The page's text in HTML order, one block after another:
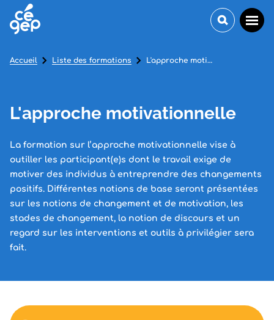
L'approche motivationnelle
La formation sur l’approche motivationnelle vise à
outiller les participant(e)s dont le travail exige de
motiver des individus à entreprendre des changements
positifs. Différentes notions de base seront présentées
sur les notions de changement et de motivation, les
stades de changement, la notion de discours et un
regard sur les interventions et outils à privilégier sera
fait.
Accueil Liste des formations L'approche motivationnelle